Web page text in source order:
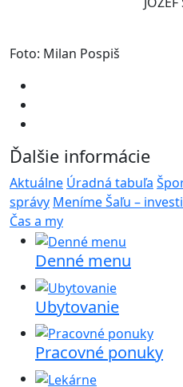
Foto: Milan Pospiš
Ďalšie informácie
Aktuálne Úradná tabuľa
správy Meníme Šaľu –
Čas a my
Denné menu
Ubytovanie
Pracovné ponuky